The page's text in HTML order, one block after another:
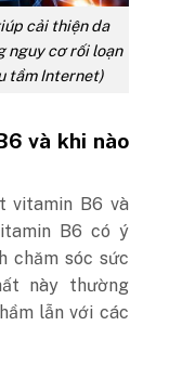
cải thiện da
nguy cơ rối loạn
tầm Internet)
và khi nào
vitamin B6 và
B6 có ý
chăm sóc sức
này thường
lẫn với các